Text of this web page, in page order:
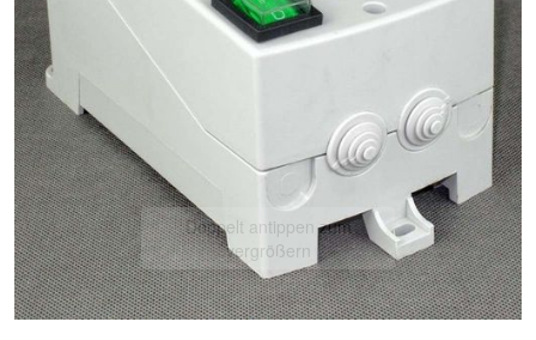
Doppelt antippen zum
vergrößern